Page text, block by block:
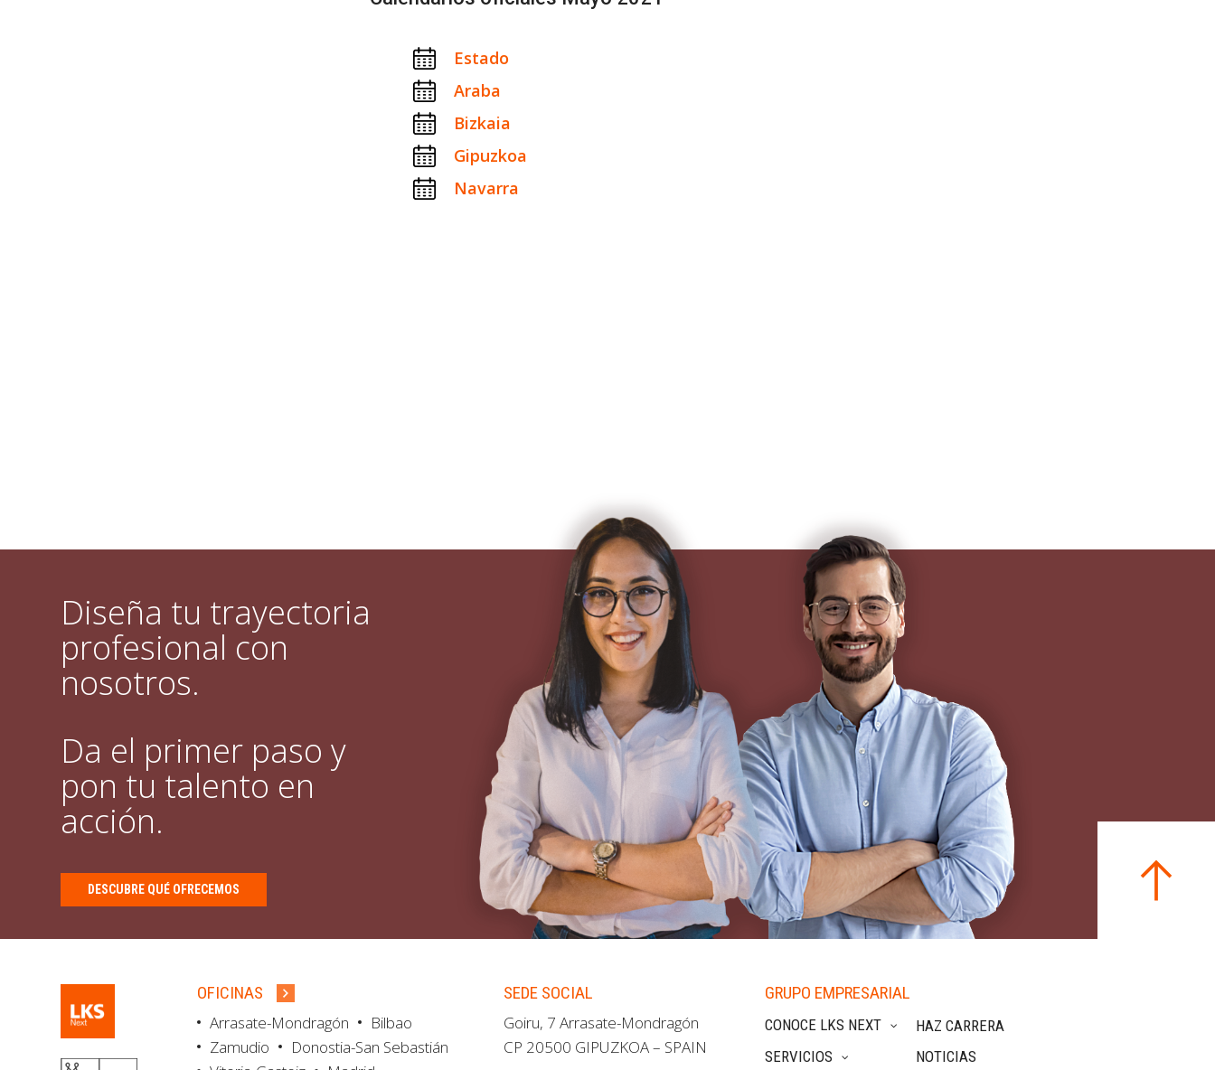
Estado
Araba
Bizkaia
Gipuzkoa
Navarra
Diseña tu trayectoria
profesional con
nosotros.
Da el primer paso y
pon tu talento en
acción.
DESCUBRE QUÉ OFRECEMOS
OFICINAS
Arrasate-Mondragón
Bilbao
Zamudio
Donostia-San Sebastián
SEDE SOCIAL
Goiru, 7 Arrasate-Mondragón
CP 20500 GIPUZKOA – SPAIN
GRUPO EMPRESARIAL
CONOCE LKS NEXT
SERVICIOS
HAZ CARRERA
NOTICIAS